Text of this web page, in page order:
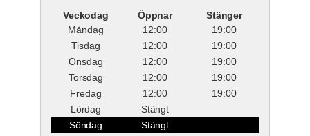
Veckodag Öppnar
Stänger
Måndag
12:00
19:00
Tisdag
12:00
19:00
Onsdag
12:00
19:00
Torsdag
12:00
19:00
Fredag
12:00
19:00
Lördag
Stängt
Söndag
Stängt